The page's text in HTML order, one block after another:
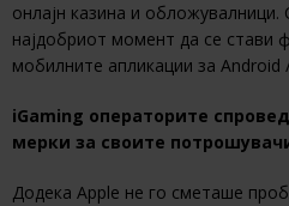
онлајн казина и обложувалници.
најдобриот момент да се стави
мобилните апликации за Android
iGaming операторите
мерки за своите
Додека Apple не го сметаше